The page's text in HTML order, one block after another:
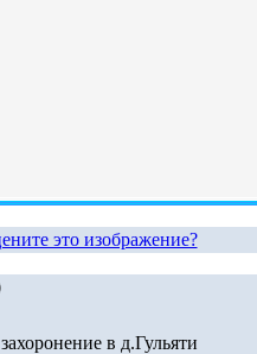
это изображение?
в д.Гульяти